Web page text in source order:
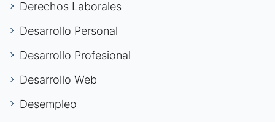
Derechos Laborales
Desarrollo Personal
Desarrollo Profesional
Desarrollo Web
Desempleo